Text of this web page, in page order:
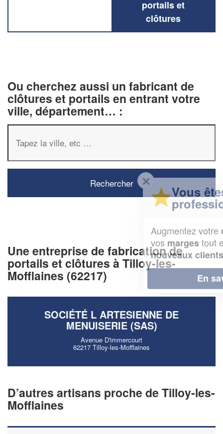
portails et
clôtures
Ou cherchez aussi un fabricant de
clôtures et portails en entrant votre
ville, département… :
Une entreprise de fabrication de
portails et clôtures à Tilloy-les-
Mofflaines (62217)
SOCIÉTÉ L ARTESIENNE DE
MENUISERIE (SAS)
Avenue D'immercourt
62217 Tilloy-les-Mofflaines
D’autres artisans proche de Tilloy-les-
Mofflaines
Vous êtes un
professionnel ?
chiffre d'affaireset
tout en gagnant de
nouveaux clients!